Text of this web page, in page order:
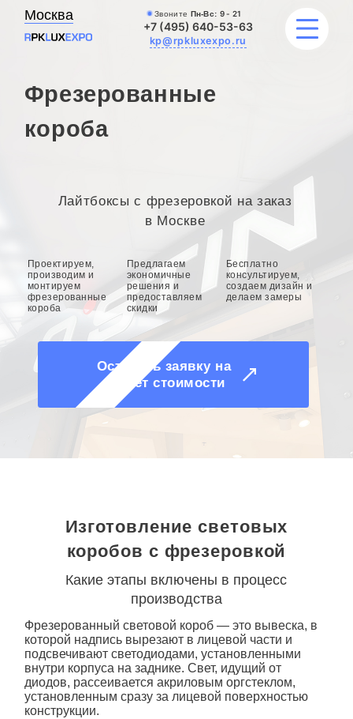
Москва Звоните Пн-Вс: 9 - 21
+7 (495) 640-53-63
kp@rpkluxexpo.ru
ВЫВЕСКИ
ЦЕНЫ
НАШИ РАБОТЫ
БЛОГ
О КОМПАНИИ
Фрезерованные
короба
Лайтбоксы с фрезеровкой на заказ
в Москве
Проектируем,
производим и
монтируем
фрезерованные
короба
Предлагаем
экономичные
решения и
предоставляем
скидки
Бесплатно
консультируем,
создаем дизайн и
делаем замеры
Оставить заявку на
расчет стоимости
Изготовление световых
коробов с фрезеровкой
Какие этапы включены в процесс
производства
Фрезерованный световой короб— это вывеска, в
которой надпись вырезают в лицевой части и
подсвечивают светодиодами, установленными
внутри корпуса на заднике. Свет, идущий от
диодов, рассеивается акриловым оргстеклом,
установленным сразу за лицевой поверхностью
конструкции.